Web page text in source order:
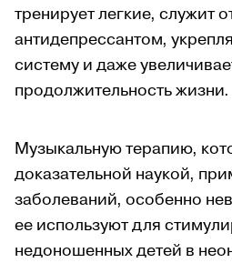
тренирует легкие, служит
антидепрессантом,
систему и даже
продолжительность жизни.
Музыкальную терапию,
доказательной наукой,
заболеваний, особенно
ее используют для
недоношенных детей в